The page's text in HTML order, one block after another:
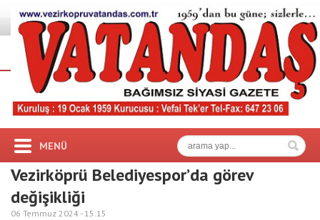
MENÜ
Vezirköprü Belediyespor’da görev
değişikliği
06 Temmuz 2024 - 15:15